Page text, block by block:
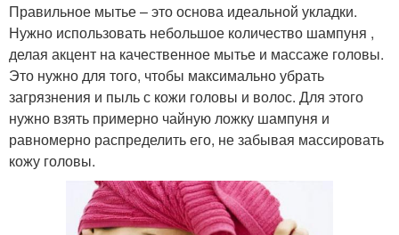
Правильное мытье – это основа идеальной укладки.
Нужно использовать небольшое количество шампуня ,
делая акцент на качественное мытье и массаже головы.
Это нужно для того, чтобы максимально убрать
загрязнения и пыль с кожи головы и волос. Для этого
нужно взять примерно чайную ложку шампуня и
равномерно распределить его, не забывая массировать
кожу головы.